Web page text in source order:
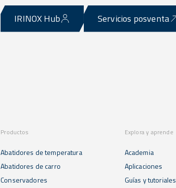
IRINOX Hub Servicios posventa
Productos
Abatidores de temperatura
Abatidores de carro
Conservadores
Explora y aprende
Academia
Aplicaciones
Guías y tutoriales